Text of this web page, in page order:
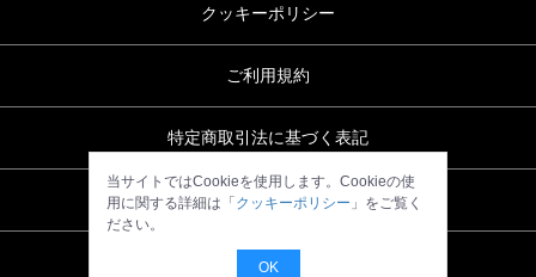
当サイトではCookieを使用します。Cookieの使
用に関する詳細は「クッキーポリシー 」をご覧く
ださい。
OK
クッキーポリシー
ご利用規約
特定商取引法に基づく表記
お問い合わせ